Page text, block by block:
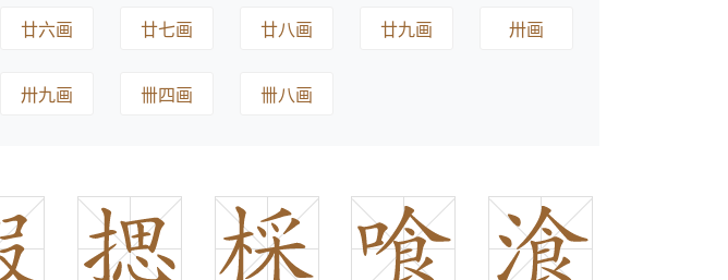
廿六画 廿七画 廿八画 廿九画 卅画
卅九画 卌四画 卌八画